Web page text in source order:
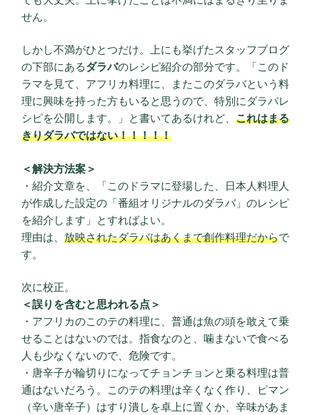
せん。
しかし不満がひとつだけ。上にも挙げたスタッフブログ
の下部にあるダラバのレシピ紹介の部分です。「このド
ラマを見て、アフリカ料理に、またこのダラバという料
理に興味を持った方もいると思うので、特別にダラバレ
シピを公開します。」と書いてあるけれど、 これはまる
きりダラバではない！！！！！
＜解決方法案＞
・紹介文章を、「このドラマに登場した、日本人料理人
が作成した設定の「番組オリジナルのダラバ」のレシピ
を紹介します」とすればよい。
理由は、 放映されたダラバはあくまで創作料理だからで
す。
次に校正。
＜誤りを含むと思われる点＞
・アフリカのこのテの料理に、普通は魚の頭を敢えて乗
せることはないのでは。指食なのと、噛まないで食べる
人も少なくないので、危険です。
・唐辛子が輪切りになってチョンチョンと乗る料理は普
通はないだろう。このテの料理は辛くなく作り、ピマン
（辛い唐辛子）はすり潰しを卓上に置くか、辛味があま